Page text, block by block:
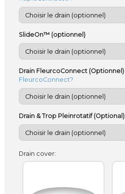
SlideOn™ (optionnel)
Drain FleurcoConnect (Optionnel)
FleurcoConnect?
Drain & Trop Pleinrotatif (Optional)
Drain cover: